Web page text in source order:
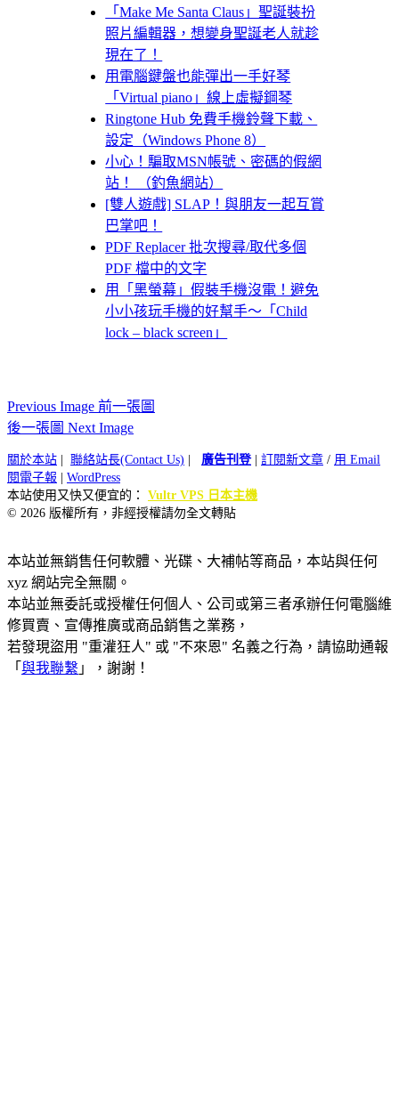
「Make Me Santa Claus」聖誕裝扮
照片編輯器，想變身聖誕老人就趁
現在了！
用電腦鍵盤也能彈出一手好琴
「Virtual piano」線上虛擬鋼琴
Ringtone Hub 免費手機鈴聲下載、
設定（Windows Phone 8）
小心！騙取MSN帳號、密碼的假網
站！ （釣魚網站）
[雙人遊戲] SLAP！與朋友一起互賞
巴掌吧！
PDF Replacer 批次搜尋/取代多個
PDF 檔中的文字
用「黑螢幕」假裝手機沒電！避免
小小孩玩手機的好幫手～「Child
lock – black screen」
Previous Image 前一張圖
後一張圖 Next Image
關於本站 聯絡站長(Contact Us) 廣告刊登| 訂閱新文章 / 用 Email
閱電子報
WordPress
本站使用又快又便宜的： Vultr VPS 日本主機
© 2026 版權所有，非經授權請勿全文轉貼
本站並無銷售任何軟體、光碟、大補帖等商品，本站與任何
xyz 網站完全無關。
本站並無委託或授權任何個人、公司或第三者承辦任何電腦維
修買賣、宣傳推廣或商品銷售之業務，
若發現盜用 "重灌狂人" 或 "不來恩" 名義之行為，請協助通報
「 與我聯繫 」，謝謝！